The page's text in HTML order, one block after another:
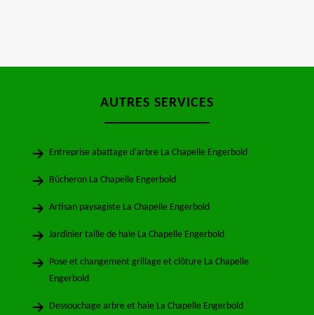
AUTRES SERVICES
Entreprise abattage d'arbre La Chapelle Engerbold
Bûcheron La Chapelle Engerbold
Artisan paysagiste La Chapelle Engerbold
Jardinier taille de haie La Chapelle Engerbold
Pose et changement grillage et clôture La Chapelle
Engerbold
Dessouchage arbre et haie La Chapelle Engerbold